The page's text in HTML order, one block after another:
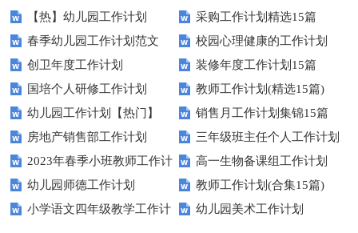
【热】幼儿园工作计划
采购工作计划精选15篇
春季幼儿园工作计划范文
校园心理健康的工作计划
创卫年度工作计划
装修年度工作计划15篇
国培个人研修工作计划
教师工作计划(精选15篇)
幼儿园工作计划【热门】
销售月工作计划集锦15篇
房地产销售部工作计划
三年级班主任个人工作计划
2023年春季小班教师工作计
划
高一生物备课组工作计划
幼儿园师德工作计划
教师工作计划(合集15篇)
小学语文四年级教学工作计
幼儿园美术工作计划